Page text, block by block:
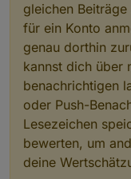
gleichen
für ein Konto
genau dorthin
kannst dich über
benachrichtigen
oder Push-
Lesezeichen
bewerten, um
deine